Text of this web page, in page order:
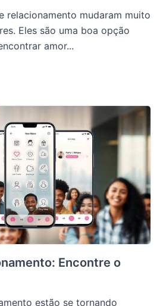
relacionamento mudaram muito
Eles são uma boa opção
amor...
Encontre o
estão se tornando